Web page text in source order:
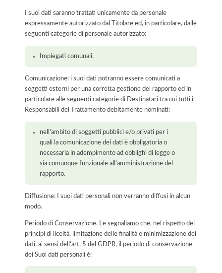
I suoi dati saranno trattati unicamente da personale
espressamente autorizzato dal Titolare ed, in particolare, dalle
seguenti categorie di personale autorizzato:
Impiegati comunali.
Comunicazione: i suoi dati potranno essere comunicati a
soggetti esterni per una corretta gestione del rapporto ed in
particolare alle seguenti categorie di Destinatari tra cui tutti i
Responsabili del Trattamento debitamente nominati:
nell'ambito di soggetti pubblici e/o privati per i
quali la comunicazione dei dati è obbligatoria o
necessaria in adempimento ad obblighi di legge o
sia comunque funzionale all'amministrazione del
rapporto.
Diffusione: I suoi dati personali non verranno diffusi in alcun
modo.
Periodo di Conservazione. Le segnaliamo che, nel rispetto dei
principi di liceità, limitazione delle finalità e minimizzazione dei
dati, ai sensi dell’art. 5 del GDPR, il periodo di conservazione
dei Suoi dati personali è: